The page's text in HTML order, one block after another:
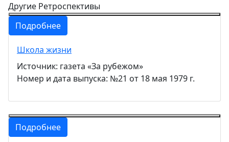
Другие Ретроспективы
Подробнее
Школа жизни
Источник: газета «За рубежом»
Номер и дата выпуска: №21 от 18 мая 1979 г.
Подробнее